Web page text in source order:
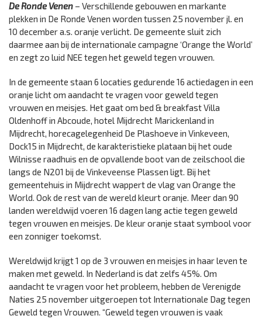
De Ronde Venen – Verschillende gebouwen en markante
plekken in De Ronde Venen worden tussen 25 november jl. en
10 december a.s. oranje verlicht. De gemeente sluit zich
daarmee aan bij de internationale campagne ‘Orange the World’
en zegt zo luid NEE tegen het geweld tegen vrouwen.
In de gemeente staan 6 locaties gedurende 16 actiedagen in een
oranje licht om aandacht te vragen voor geweld tegen
vrouwen en meisjes. Het gaat om bed & breakfast Villa
Oldenhoff in Abcoude, hotel Mijdrecht Marickenland in
Mijdrecht, horecagelegenheid De Plashoeve in Vinkeveen,
Dock15 in Mijdrecht, de karakteristieke plataan bij het oude
Wilnisse raadhuis en de opvallende boot van de zeilschool die
langs de N201 bij de Vinkeveense Plassen ligt. Bij het
gemeentehuis in Mijdrecht wappert de vlag van Orange the
World. Ook de rest van de wereld kleurt oranje. Meer dan 90
landen wereldwijd voeren 16 dagen lang actie tegen geweld
tegen vrouwen en meisjes. De kleur oranje staat symbool voor
een zonniger toekomst.
Wereldwijd krijgt 1 op de 3 vrouwen en meisjes in haar leven te
maken met geweld. In Nederland is dat zelfs 45%. Om
aandacht te vragen voor het probleem, hebben de Verenigde
Naties 25 november uitgeroepen tot Internationale Dag tegen
Geweld tegen Vrouwen. “Geweld tegen vrouwen is vaak